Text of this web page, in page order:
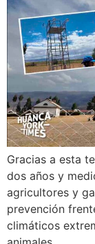
Gracias a esta
dos años y
agricultores y
prevención
climáticos